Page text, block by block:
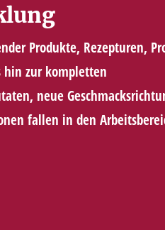
Produkte, Rezepturen,
hin zur kompletten
neue
fallen in den